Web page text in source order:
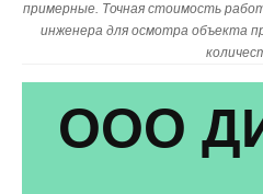
примерные. Точная стоимость
инженера для осмотра объекта
ООО